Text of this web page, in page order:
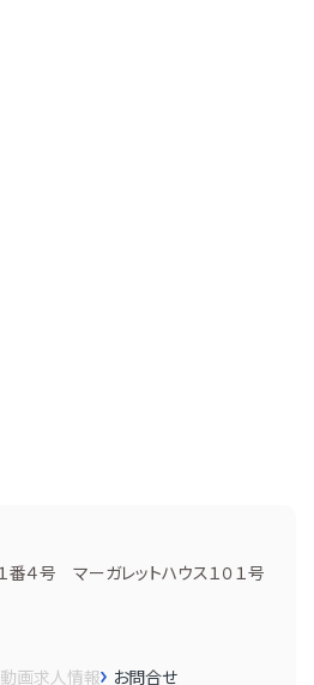
４号 マーガレットハウス１０１号
動画求人情報 お問合せ